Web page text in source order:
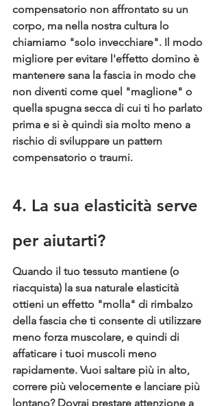
compensatorio non affrontato su un
corpo, ma nella nostra cultura lo
chiamiamo "solo invecchiare". Il modo
migliore per evitare l'effetto domino è
mantenere sana la fascia in modo che
non diventi come quel "maglione" o
quella spugna secca di cui ti ho parlato
prima e si è quindi sia molto meno a
rischio di sviluppare un pattern
compensatorio o traumi.
4. La sua elasticità serve
per aiutarti?
Quando il tuo tessuto mantiene (o
riacquista) la sua naturale elasticità
ottieni un effetto "molla" di rimbalzo
della fascia che ti consente di utilizzare
meno forza muscolare, e quindi di
affaticare i tuoi muscoli meno
rapidamente. Vuoi saltare più in alto,
correre più velocemente e lanciare più
lontano? Dovrai prestare attenzione a